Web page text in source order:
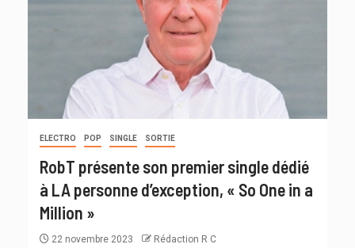
ELECTRO POP SINGLE SORTIE
RobT présente son premier single dédié
à LA personne d’exception, « So One in a
Million »
22 novembre 2023 Rédaction R C